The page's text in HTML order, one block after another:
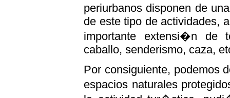
periurbanos disponen de
de este tipo de actividades,
importante extensi�n de
caballo, senderismo, caza,
Por consiguiente, podemos
espacios naturales